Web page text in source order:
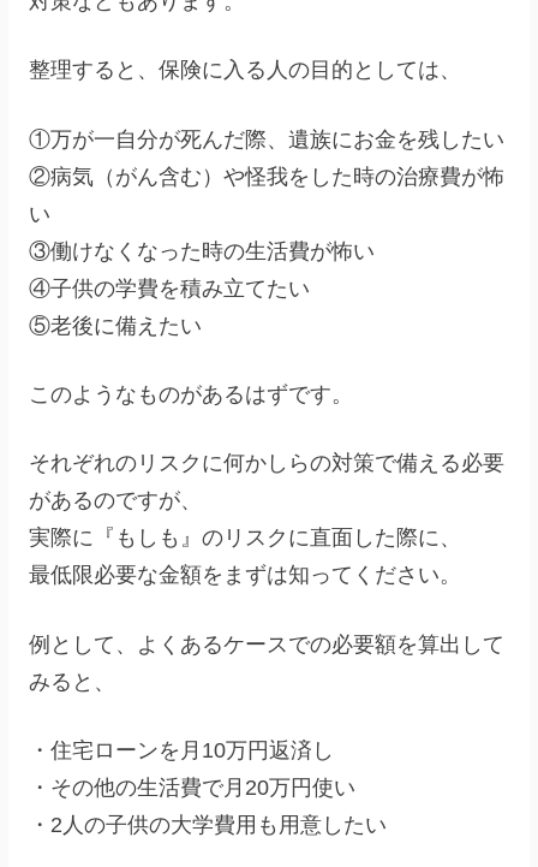
整理すると、保険に入る人の目的としては、
①万が一自分が死んだ際、遺族にお金を残したい
②病気（がん含む）や怪我をした時の治療費が怖
い
③働けなくなった時の生活費が怖い
④子供の学費を積み立てたい
⑤老後に備えたい
このようなものがあるはずです。
それぞれのリスクに何かしらの対策で備える必要
があるのですが、
実際に『もしも』のリスクに直面した際に、
最低限必要な金額をまずは知ってください。
例として、よくあるケースでの必要額を算出して
みると、
・住宅ローンを月10万円返済し
・その他の生活費で月20万円使い
・2人の子供の大学費用も用意したい